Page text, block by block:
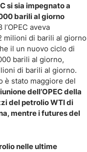
si sia impegnato a
barili al giorno
l’OPEC aveva
milioni di barili al giorno
il un nuovo ciclo di
barili al giorno,
di barili al giorno.
è stato maggiore del
dell’OPEC della
del petrolio WTI di
mentre i futures del
nelle ultime